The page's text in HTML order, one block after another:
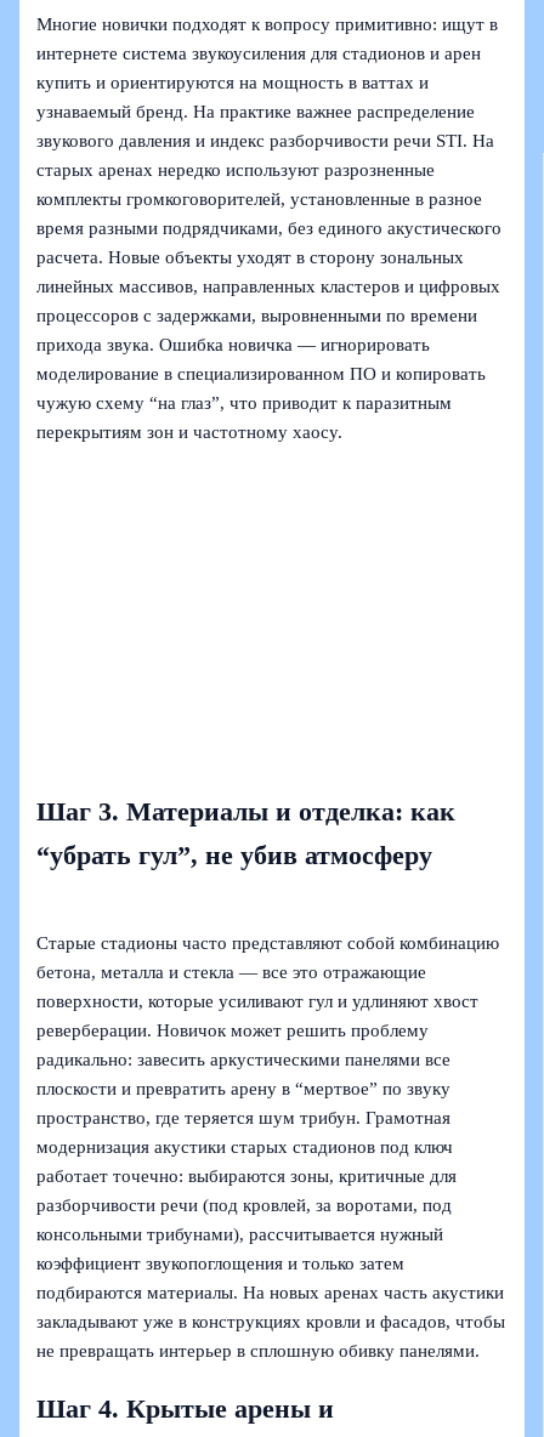
Многие новички подходят к вопросу примитивно: ищут в
интернете система звукоусиления для стадионов и арен
купить и ориентируются на мощность в ваттах и
узнаваемый бренд. На практике важнее распределение
звукового давления и индекс разборчивости речи STI. На
старых аренах нередко используют разрозненные
комплекты громкоговорителей, установленные в разное
время разными подрядчиками, без единого акустического
расчета. Новые объекты уходят в сторону зональных
линейных массивов, направленных кластеров и цифровых
процессоров с задержками, выровненными по времени
прихода звука. Ошибка новичка — игнорировать
моделирование в специализированном ПО и копировать
чужую схему “на глаз”, что приводит к паразитным
перекрытиям зон и частотному хаосу.
Шаг 3. Материалы и отделка: как
“убрать гул”, не убив атмосферу
Старые стадионы часто представляют собой комбинацию
бетона, металла и стекла — все это отражающие
поверхности, которые усиливают гул и удлиняют хвост
реверберации. Новичок может решить проблему
радикально: завесить аркустическими панелями все
плоскости и превратить арену в “мертвое” по звуку
пространство, где теряется шум трибун. Грамотная
модернизация акустики старых стадионов под ключ
работает точечно: выбираются зоны, критичные для
разборчивости речи (под кровлей, за воротами, под
консольными трибунами), рассчитывается нужный
коэффициент звукопоглощения и только затем
подбираются материалы. На новых аренах часть акустики
закладывают уже в конструкциях кровли и фасадов, чтобы
не превращать интерьер в сплошную обивку панелями.
Шаг 4. Крытые арены и